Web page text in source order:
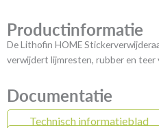
Productinformatie
De Lithofin HOME
verwijdert lijmresten, rubber en teer
Documentatie
Technisch informatieblad